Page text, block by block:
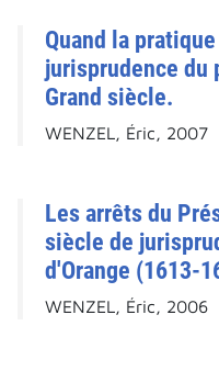
Quand la
jurisprudence du
Grand siècle.
WENZEL, Éric, 2007
Les arrêts du
siècle de
d'Orange (1613-
WENZEL, Éric, 2006